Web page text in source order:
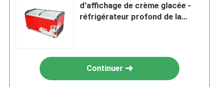
d'affichage de crème glacée -
réfrigérateur profond de la
Continuer